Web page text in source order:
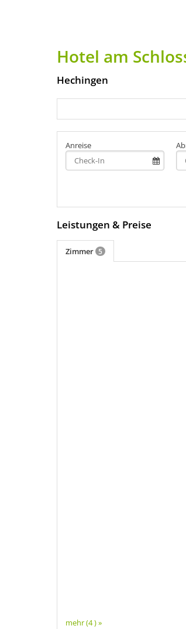
Hotel am
Hechingen
Anreise
Leistungen & Preise
Zimmer 5
mehr (4 ) »